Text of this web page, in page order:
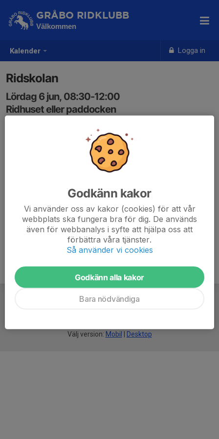
Kalender Logga in
GRÅBO RIDKLUBB
Välkommen
Ridskolan
Lördag 6 jun, 08:30-12:00
Ridhuset eller paddocken
Välj version: Mobil Desktop
Godkänn kakor
Vi använder oss av kakor (cookies) för att vår
webbplats ska fungera bra för dig. De används
även för webbanalys i syfte att hjälpa oss att
förbättra våra tjänster.
Så använder vi cookies
Godkänn alla kakor
Bara nödvändiga